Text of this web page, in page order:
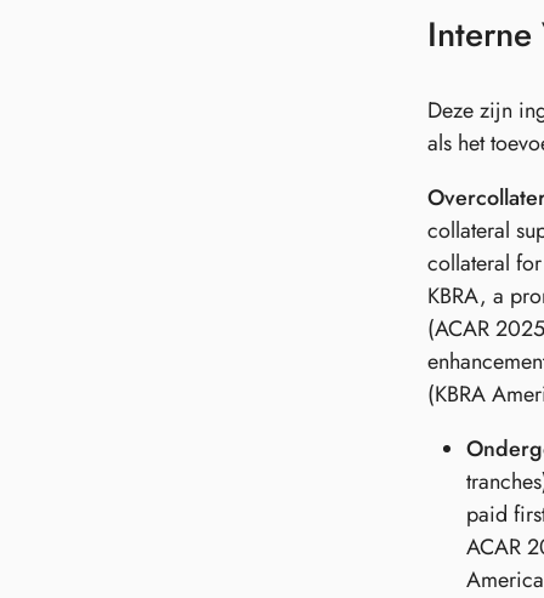
Deze zijn
als het
collateral
collateral
KBRA, a
(ACAR
(KBRA
paid
ACAR